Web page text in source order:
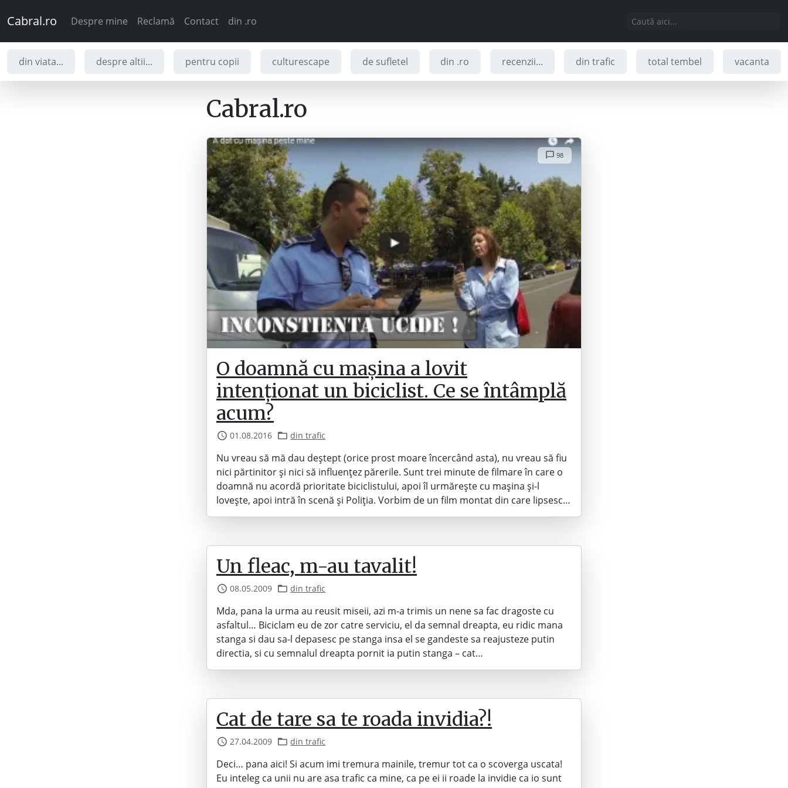
Cabral.ro Despre mine Reclamă Contact din .ro
din viata... despre altii... pentru copii culturescape de sufletel din .ro recenzii... din trafic total tembel vacanta
Cabral.ro
98
O doamnă cu mașina a lovit
intenționat un biciclist. Ce se întâmplă
acum?
01.08.2016 din trafic
Nu vreau să mă dau deștept (orice prost moare încercând asta), nu vreau să fiu
nici părtinitor și nici să influențez părerile. Sunt trei minute de filmare în care o
doamnă nu acordă prioritate biciclistului, apoi îl urmărește cu mașina și-l
lovește, apoi intră în scenă și Poliția. Vorbim de un film montat din care lipsesc…
Un fleac, m-au tavalit!
08.05.2009 din trafic
Mda, pana la urma au reusit miseii, azi m-a trimis un nene sa fac dragoste cu
asfaltul… Biciclam eu de zor catre serviciu, el da semnal dreapta, eu ridic mana
stanga si dau sa-l depasesc pe stanga insa el se gandeste sa reajusteze putin
directia, si cu semnalul dreapta pornit ia putin stanga – cat…
Cat de tare sa te roada invidia?!
27.04.2009 din trafic
Deci… pana aici! Si acum imi tremura mainile, tremur tot ca o scoverga uscata!
Eu inteleg ca unii nu are asa trafic ca mine, ca pe ei ii roade la invidie ca io sunt